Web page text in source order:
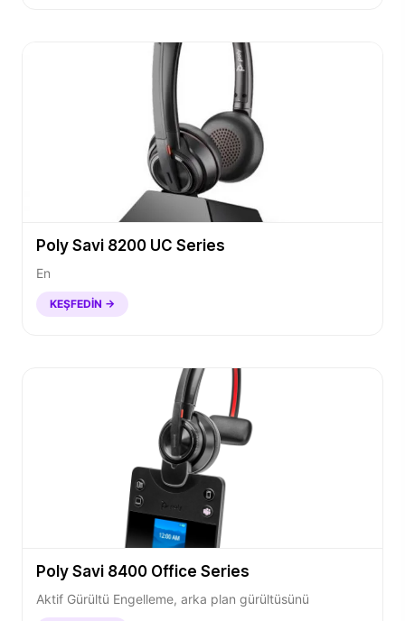
Poly Savi 8200 UC Series
En
KEŞFEDIN →
Poly Savi 8400 Office Series
Aktif Gürültü Engelleme, arka plan gürültüsünü